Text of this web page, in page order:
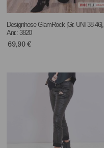
Designhose GlamRock |Gr. UNI 38-46|,
Anr.: 3820
69,90€